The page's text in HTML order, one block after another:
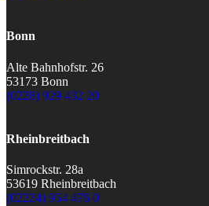
Bonn
Alte Bahnhofstr. 26
53173 Bonn
(0228) 929 432 20
Rheinbreitbach
Simrockstr. 28a
53619 Rheinbreitbach
(02224) 954 476 0